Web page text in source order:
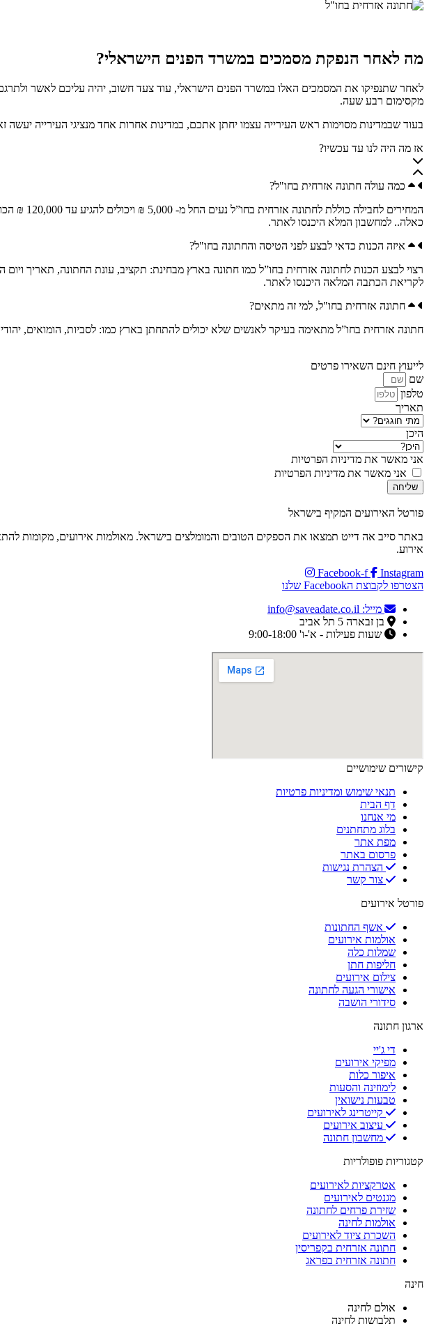
מה לאחר הנפקת מסמכים במשרד הפנים הישראלי?
לאחר שתנפיקו את המסמכים האלו במשרד הפנים הישראלי, עוד צעד חשוב, יהיה עליכם לאשר
מקסימום רבע שעה.
בעוד שבמדינות מסוימות ראש העירייה עצמו יחתן אתכם, במדינות אחרות אחד מנציגי העירייה
אז מה היה לנו עד עכשיו?
כמה עולה חתונה אזרחית בחו"ל?
המחירים
כאלה.. למחשבון המלא היכנסו לאתר.
איזה הכנות כדאי לבצע לפני הטיסה והחתונה בחו"ל?
רצוי לבצע הכנות לחתונה אזרחית בחו”ל כמו חתונה בארץ מבחינת: תקציב, עונת החתונה, תאריך
לקריאת הכתבה המלאה היכנסו לאתר.
חתונה אזרחית בחו"ל, למי זה מתאים?
חתונה אזרחית בחו”ל מתאימה בעיקר לאנשים שלא יכולים להתחתן בארץ כמו: לסביות, הומואים,
לייעוץ חינם השאירו פרטים
שם
טלפון
תאריך
היכן
אני מאשר את מדיניות הפרטיות
אני מאשר את מדיניות הפרטיות
שליחה
פורטל האירועים המקיף בישראל
באתר סייב אה דייט תמצאו את הספקים הטובים והמומלצים בישראל. מאולמות אירועים, מקומות
אירוע.
Facebook-f
Instagram
הצטרפו לקבוצת הFacebook שלנו
מייל: info@saveadate.co.il
בן זבארה 5 תל אביב
שעות פעילות - א'-ו' 9:00-18:00
קישורים שימושיים
תנאי שימוש ומדיניות פרטיות
דף הבית
מי אנחנו
בלוג מתחתנים
מפת אתר
פרסום באתר
הצהרת נגישות
צור קשר
פורטל אירועים
אשף החתונות
אולמות אירועים
שמלות כלה
חליפות חתן
צילום אירועים
אישורי הגעה לחתונה
סידורי הושבה
ארגון חתונה
די ג'יי
מפיקי אירועים
איפור כלות
לימוזינה והסעות
טבעות נישואין
קייטרינג לאירועים
עיצוב אירועים
מחשבון חתונה
קטגוריות פופולריות
אטרקציות לאירועים
מגנטים לאירועים
שזירת פרחים לחתונה
אולמות לחינה
השכרת ציוד לאירועים
חתונה אזרחית בקפריסין
חתונה אזרחית בפראג
חינה
אולם לחינה
תלבושות לחינה